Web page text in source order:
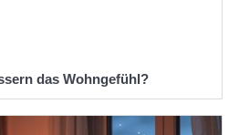
das Wohngefühl?